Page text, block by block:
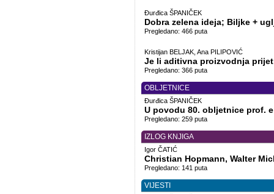
Đurđica ŠPANIČEK
Dobra zelena ideja; Biljke +
Pregledano: 466 puta
Kristijan BELJAK, Ana PILIPOVIĆ
Je li aditivna proizvodnja
Pregledano: 366 puta
OBLJETNICE
Đurđica ŠPANIČEK
U povodu 80. obljetnice prof.
Pregledano: 259 puta
IZLOG KNJIGA
Igor ČATIĆ
Christian Hopmann, Walter
Pregledano: 141 puta
VIJESTI